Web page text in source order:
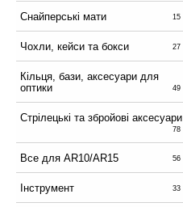
Снайперські мати 15
Чохли, кейси та бокси 27
Кільця, бази, аксесуари для
оптики
49
Стрілецькі та збройові аксесуари
78
Все для AR10/AR15 56
Інструмент 33